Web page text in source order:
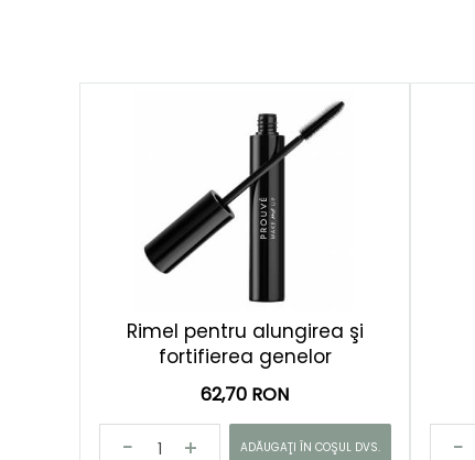
Rimel pentru alungirea şi
fortifierea genelor
62,70 RON
ADĂUGAŢI ÎN COŞUL DVS.